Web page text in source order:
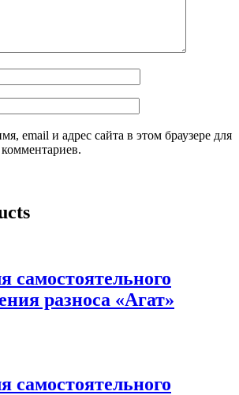
email и адрес сайта в этом браузере для
самостоятельного
разноса «Агат»
самостоятельного